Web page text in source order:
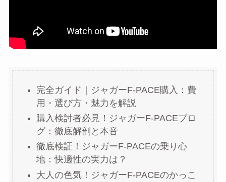
完全ガイド｜ジャガーF-PACE購入：費
用・選び方・魅力を解説
購入検討者必見！ジャガーF-PACEブロ
グ：徹底解剖と本音
徹底検証！ジャガーF-PACEの乗り心
地：快適性の実力は？
大人の色気！ジャガーF-PACEのかっこ